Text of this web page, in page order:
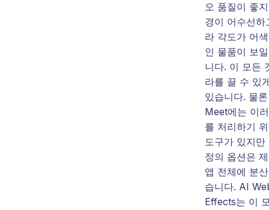
오 품질이 좋
경이 어수선하
라 각도가 어
인 물품이 보
니다. 이 모든
라를 끌 수 있
있습니다. 물
Meet에는 이
를 처리하기
도구가 있지만
정의 옵션은
앱 전체에 분
습니다. AI
Effects는 이